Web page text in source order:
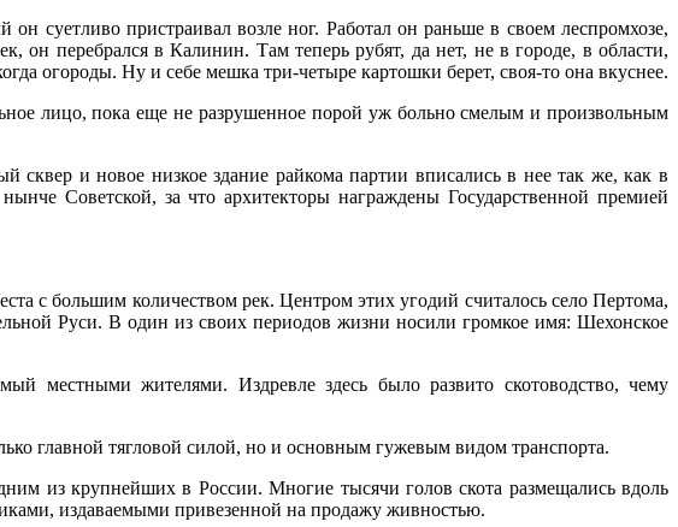
суетливо пристраивал возле ног. Работал он раньше в своем леспромхозе,
он перебрался в Калинин. Там теперь рубят, да нет, не в городе, в области,
огороды. Ну и себе мешка три-четыре картошки берет, своя-то она вкуснее.
лицо, пока еще не разрушенное порой уж больно смелым и произвольным
сквер и новое низкое здание райкома партии вписались в нее так же, как в
Советской, за что архитекторы награждены Государственной премией
с большим количеством рек. Центром этих угодий считалось село Пертома,
Руси. В один из своих периодов жизни носили громкое имя: Шехонское
местными жителями. Издревле здесь было развито скотоводство, чему
главной тягловой силой, но и основным гужевым видом транспорта.
из крупнейших в России. Многие тысячи голов скота размещались вдоль
издаваемыми привезенной на продажу живностью.